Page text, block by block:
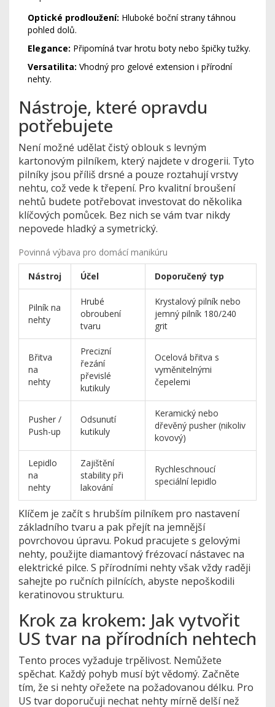
Optické prodloužení: Hluboké boční strany táhnou
pohled dolů.
Elegance: Připomíná tvar hrotu boty nebo špičky tužky.
Versatilita: Vhodný pro gelové extension i přírodní
nehty.
Nástroje, které opravdu
potřebujete
Není možné udělat čistý oblouk s levným
kartonovým pilníkem, který najdete v drogerii. Tyto
pilníky jsou příliš drsné a pouze roztahují vrstvy
nehtu, což vede k třepení. Pro kvalitníbroušení
nehtů budete potřebovat investovat do několika
klíčových pomůcek. Bez nich se vám tvar nikdy
nepovede hladký a symetrický.
Povinná výbava pro domácí manikúru
Nástroj Účel Doporučený typ
Pilník na
nehty
Hrubé
obroubení
tvaru
Krystalový pilník nebo
jemný pilník 180/240
grit
Břitva
na
nehty
Precizní
řezání
převislé
kutikuly
Ocelová břitva s
vyměnitelnými
čepelemi
Pusher /
Push-up
Odsunutí
kutikuly
Keramický nebo
dřevěný pusher (nikoliv
kovový)
Lepidlo
na
nehty
Zajištění
stability při
lakování
Rychleschnoucí
speciální lepidlo
Klíčem je začít s hrubším pilníkem pro nastavení
základního tvaru a pak přejít na jemnější
povrchovou úpravu. Pokud pracujete s gelovými
nehty, použijte diamantový frézovací nástavec na
elektrické pilce. S přírodními nehty však vždy raději
sahejte po ručních pilnících, abyste nepoškodili
keratinovou strukturu.
Krok za krokem: Jak vytvořit
US tvar na přírodních nehtech
Tento proces vyžaduje trpělivost. Nemůžete
spěchat. Každý pohyb musí být vědomý. Začněte
tím, že si nehty ořežete na požadovanou délku. Pro
US tvar doporučuji nechat nehty mírně delší než